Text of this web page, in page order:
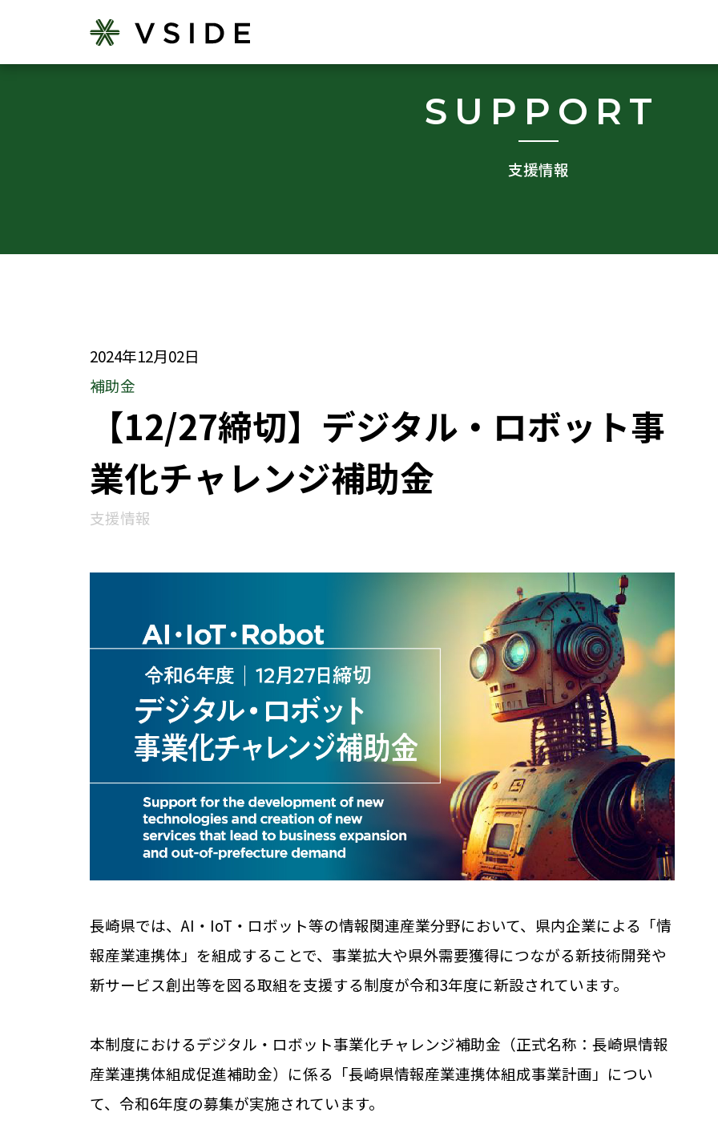
SUPPORT
支援情報
2024年12月02日
補助金
【12/27締切】デジタル・ロボット事
業化チャレンジ補助金
支援情報
長崎県では、AI・IoT・ロボット等の情報関連産業分野において、県内企業による「情
報産業連携体」を組成することで、事業拡大や県外需要獲得につながる新技術開発や
新サービス創出等を図る取組を支援する制度が令和3年度に新設されています。
本制度におけるデジタル・ロボット事業化チャレンジ補助金（正式名称：長崎県情報
産業連携体組成促進補助金）に係る「長崎県情報産業連携体組成事業計画」につい
て、令和6年度の募集が実施されています。